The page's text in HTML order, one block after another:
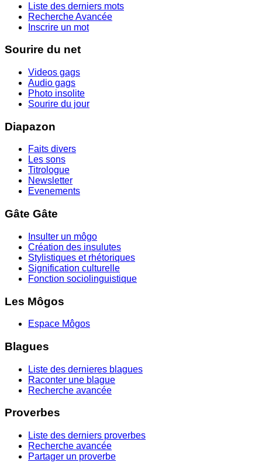
Liste des derniers mots
Recherche Avancée
Inscrire un mot
Sourire du net
Videos gags
Audio gags
Photo insolite
Sourire du jour
Diapazon
Faits divers
Les sons
Titrologue
Newsletter
Evenements
Gâte Gâte
Insulter un môgo
Création des insulutes
Stylistiques et rhétoriques
Signification culturelle
Fonction sociolinguistique
Les Môgos
Espace Môgos
Blagues
Liste des dernieres blagues
Raconter une blague
Recherche avancée
Proverbes
Liste des derniers proverbes
Recherche avancée
Partager un proverbe